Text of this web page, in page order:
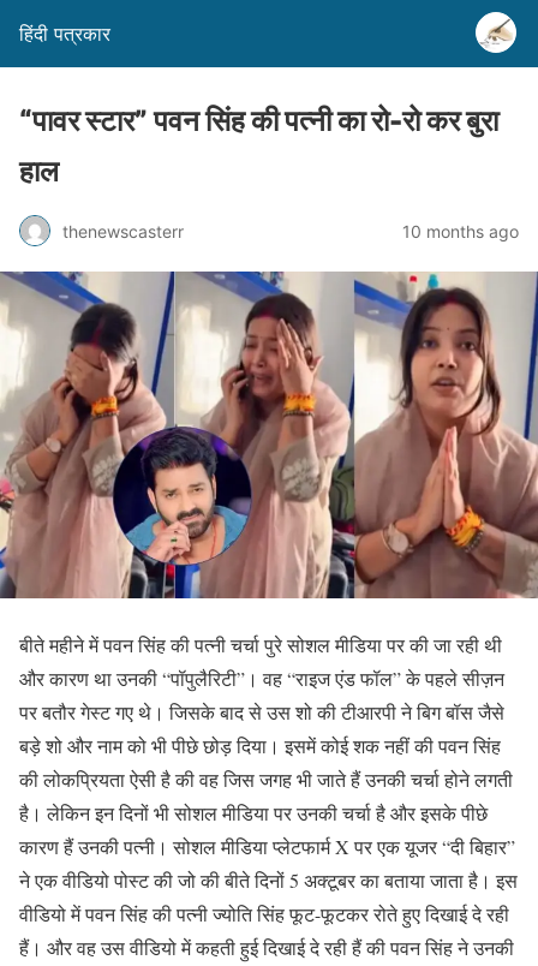
हिंदी पत्रकार
“पावर स्टार” पवन सिंह की पत्नी का रो-रो कर बुरा
हाल
thenewscasterr 10 months ago
बीते महीने में पवन सिंह की पत्नी चर्चा पुरे सोशल मीडिया पर की जा रही थी
और कारण था उनकी “पॉपुलैरिटी”। वह “राइज एंड फॉल” के पहले सीज़न
पर बतौर गेस्ट गए थे। जिसके बाद से उस शो की टीआरपी ने बिग बॉस जैसे
बड़े शो और नाम को भी पीछे छोड़ दिया। इसमें कोई शक नहीं की पवन सिंह
की लोकप्रियता ऐसी है की वह जिस जगह भी जाते हैं उनकी चर्चा होने लगती
है। लेकिन इन दिनों भी सोशल मीडिया पर उनकी चर्चा है और इसके पीछे
कारण हैं उनकी पत्नी। सोशल मीडिया प्लेटफार्म X पर एक यूजर “दी बिहार”
ने एक वीडियो पोस्ट की जो की बीते दिनों 5 अक्टूबर का बताया जाता है। इस
वीडियो में पवन सिंह की पत्नी ज्योति सिंह फूट-फूटकर रोते हुए दिखाई दे रही
हैं। और वह उस वीडियो में कहती हुई दिखाई दे रही हैं की पवन सिंह ने उनकी